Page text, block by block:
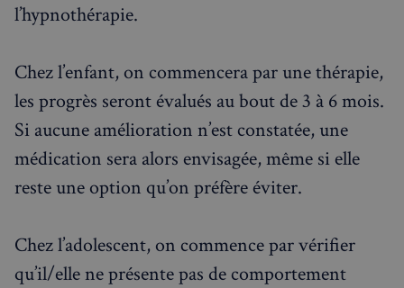
l’hypnothérapie.
Chez l’enfant, on commencera par une thérapie,
les progrès seront évalués au bout de 3 à 6 mois.
Si aucune amélioration n’est constatée, une
médication sera alors envisagée, même si elle
reste une option qu’on préfère éviter.
Chez l’adolescent, on commence par vérifier
qu’il/elle ne présente pas de comportement